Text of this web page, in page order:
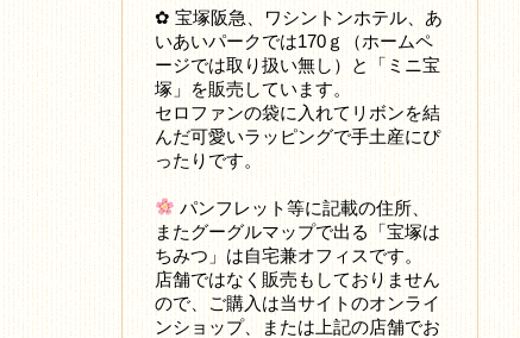
✿ 宝塚阪急、ワシントンホテル、あ
いあいパークでは170ｇ（ホームペ
ージでは取り扱い無し）と「ミニ宝
塚」を販売しています。
セロファンの袋に入れてリボンを結
んだ可愛いラッピングで手土産にぴ
ったりです。
パンフレット等に記載の住所、
またグーグルマップで出る「宝塚は
ちみつ」は自宅兼オフィスです。
店舗ではなく販売もしておりません
ので、ご購入は当サイトのオンライ
ンショップ、または上記の店舗でお